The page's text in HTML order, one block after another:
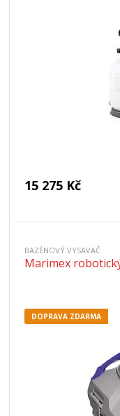
15 275 Kč
BAZÉNOVÝ VYSAVAČ
Marimex
DOPRAVA ZDARMA